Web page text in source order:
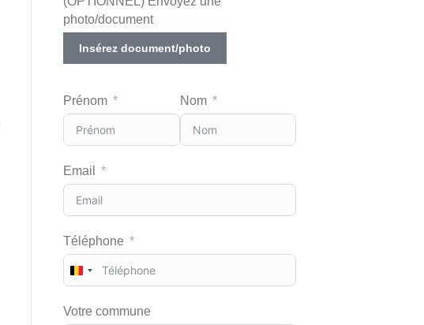
photo/document
Insérez document/photo
Prénom Nom
Email
Téléphone
B
e
Votre commune